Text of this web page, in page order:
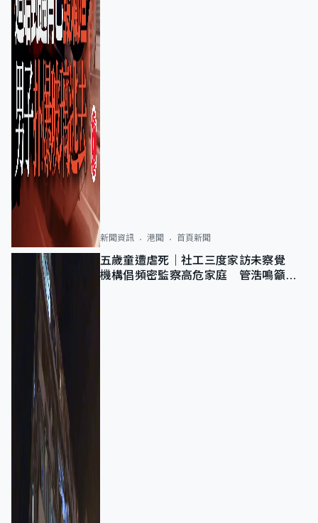
新聞資訊 港聞 首頁新聞
五歲童遭虐死｜社工三度家訪未察覺
機構倡頻密監察高危家庭 管浩鳴籲加